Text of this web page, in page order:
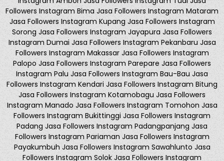
Followers Instagram Bima Jasa Followers Instagram Mataram
Jasa Followers Instagram Kupang Jasa Followers Instagram
Sorong Jasa Followers Instagram Jayapura Jasa Followers
Instagram Dumai Jasa Followers Instagram Pekanbaru Jasa
Followers Instagram Makassar Jasa Followers Instagram
Palopo Jasa Followers Instagram Parepare Jasa Followers
Instagram Palu Jasa Followers Instagram Bau-Bau Jasa
Followers Instagram Kendari Jasa Followers Instagram Bitung
Jasa Followers Instagram Kotamobagu Jasa Followers
Instagram Manado Jasa Followers Instagram Tomohon Jasa
Followers Instagram Bukittinggi Jasa Followers Instagram
Padang Jasa Followers Instagram Padangpanjang Jasa
Followers Instagram Pariaman Jasa Followers Instagram
Payakumbuh Jasa Followers Instagram Sawahlunto Jasa
Followers Instagram Solok Jasa Followers Instagram